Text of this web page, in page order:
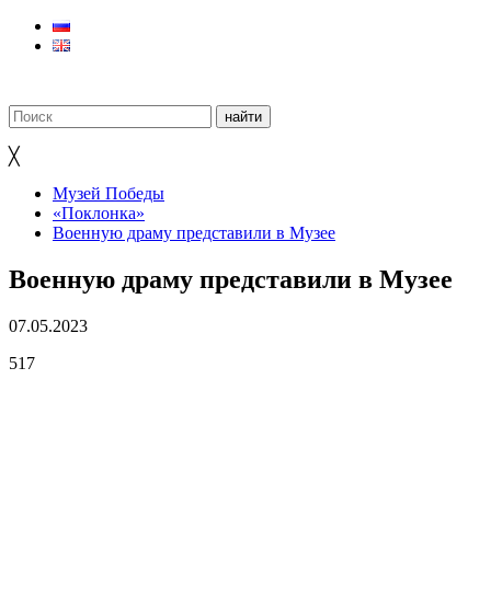
╳
Музей Победы
«Поклонка»
Военную драму представили в Музее
Военную драму представили в Музее
07.05.2023
517